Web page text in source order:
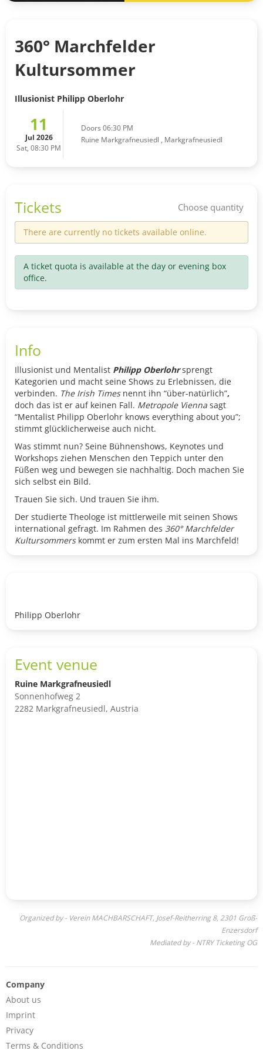
360° Marchfelder
Kultursommer
Illusionist Philipp Oberlohr
11
Jul 2026
Sat, 08:30 PM
Doors 06:30 PM
Ruine Markgrafneusiedl , Markgrafneusiedl
Tickets Choose quantity
There are currently no tickets available online.
A ticket quota is available at the day or evening box
office.
Info
Illusionist und Mentalist Philipp Oberlohrsprengt
Kategorien und macht seine Shows zu Erlebnissen, die
verbinden. The Irish Timesnennt ihn “über-natürlich”,
doch das ist er auf keinen Fall. Metropole Vienna sagt
“Mentalist Philipp Oberlohr knows everything about you”;
stimmt glücklicherweise auch nicht.
Was stimmt nun? Seine Bühnenshows, Keynotes und
Workshops ziehen Menschen den Teppich unter den
Füßen weg und bewegen sie nachhaltig. Doch machen Sie
sich selbst ein Bild.
Trauen Sie sich. Und trauen Sie ihm.
Der studierte Theologe ist mittlerweile mit seinen Shows
international gefragt. Im Rahmen des 360° Marchfelder
Kultursommerskommt er zum ersten Mal ins Marchfeld!
Philipp Oberlohr
Event venue
Ruine Markgrafneusiedl
Sonnenhofweg 2
2282 Markgrafneusiedl, Austria
Organized by - Verein MACHBARSCHAFT, Josef-Reitherring 8, 2301 Groß-
Enzersdorf
Mediated by - NTRY Ticketing OG
Company
About us
Imprint
Privacy
Terms & Conditions